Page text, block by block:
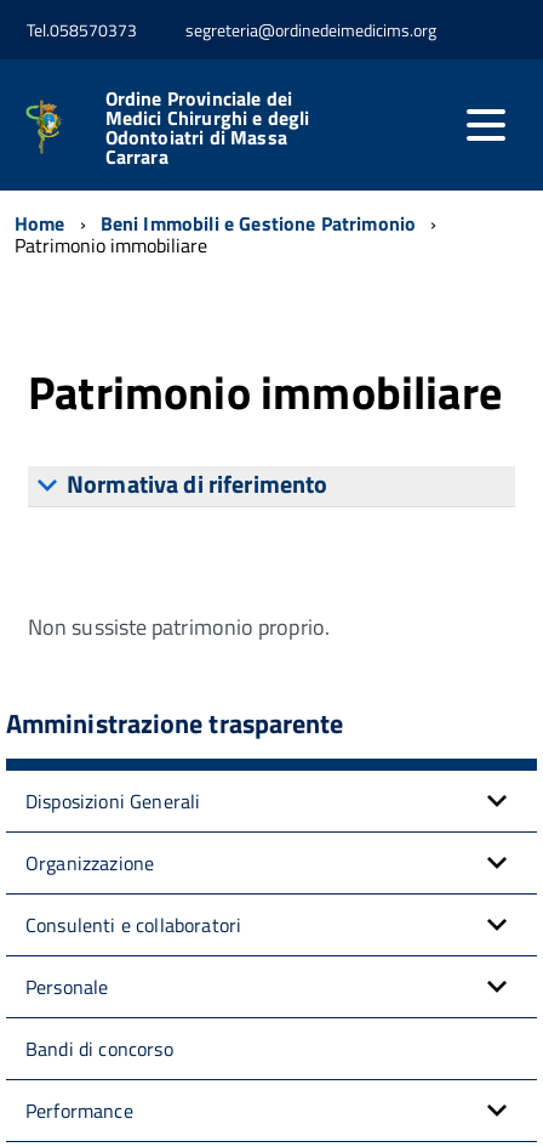
Tel.058570373 segreteria@ordinedeimedicims.org
Ordine Provinciale dei
Medici Chirurghi e degli
Odontoiatri di Massa
Carrara
Home Beni Immobili e Gestione Patrimonio
Patrimonio immobiliare
Patrimonio immobiliare
Normativa di riferimento
Non sussiste patrimonio proprio.
Amministrazione trasparente
Disposizioni Generali
Organizzazione
Consulenti e collaboratori
Personale
Bandi di concorso
Performance